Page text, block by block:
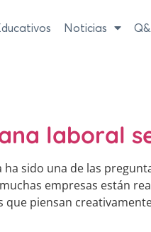
Noticias
laboral
sido una de las
empresas están
que piensan